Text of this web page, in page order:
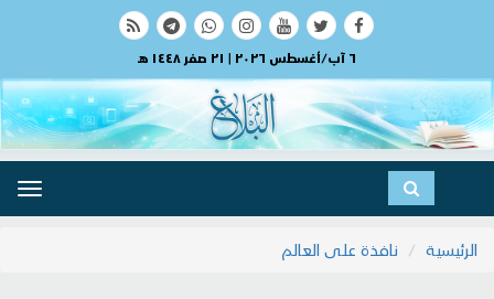
٦ آب/أغسطس ٢٠٢٦ | ٢١ صفر ١٤٤٨ هـ
الرئيسية
نافذة على العالم